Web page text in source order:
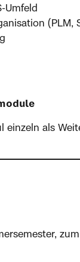
Umfeld
einzeln als